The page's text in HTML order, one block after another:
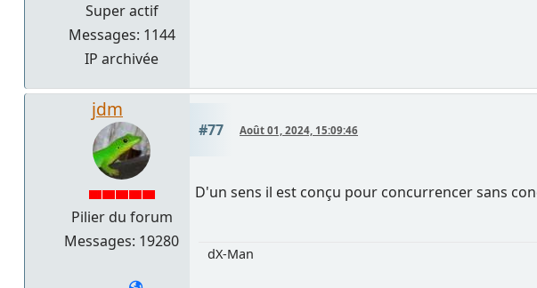
Super actif
Messages: 1144
IP archivée
jdm
Pilier du forum
Messages: 19280
#77 Août 01, 2024, 15:09:46
D'un sens il est conçu pour concurrencer sans
dX-Man